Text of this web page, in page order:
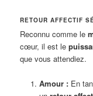
RETOUR AFFECTIF
Reconnu comme le
cœur, il est le
que vous attendiez.
Amour :En